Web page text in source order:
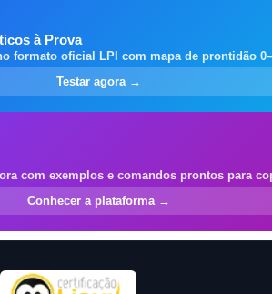
à Prova
formato oficial LPI com mapa de prontidão
Testar agora →
com exemplos e comandos prontos para
Conhecer a plataforma →